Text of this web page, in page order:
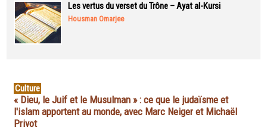
Les vertus du verset du Trône – Ayat al-Kursi
Housman Omarjee
Culture
« Dieu, le Juif et le Musulman » : ce que le judaïsme et
l'islam apportent au monde, avec Marc Neiger et Michaël
Privot